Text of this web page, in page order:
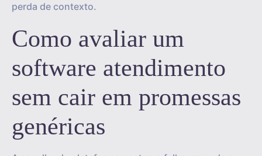
perda de contexto.
Como avaliar um
software atendimento
sem cair em promessas
genéricas